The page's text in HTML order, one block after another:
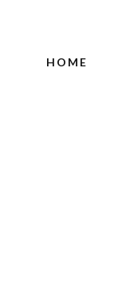
HOME